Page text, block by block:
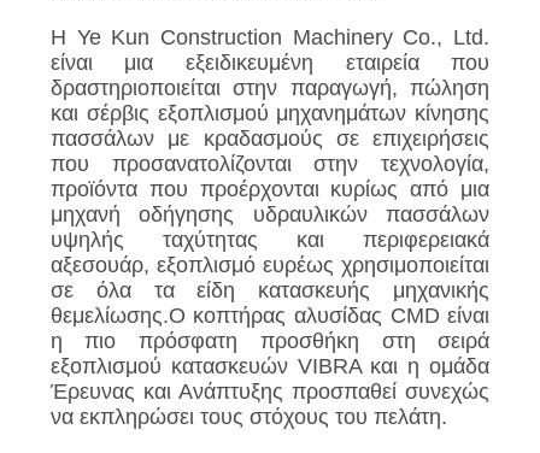
Η Ye Kun Construction Machinery Co., Ltd.
είναι μια εξειδικευμένη εταιρεία που
δραστηριοποιείται στην παραγωγή, πώληση
και σέρβις εξοπλισμού μηχανημάτων κίνησης
πασσάλων με κραδασμούς σε επιχειρήσεις
που προσανατολίζονται στην τεχνολογία,
προϊόντα που προέρχονται κυρίως από μια
μηχανή οδήγησης υδραυλικών πασσάλων
υψηλής ταχύτητας και περιφερειακά
αξεσουάρ, εξοπλισμό ευρέως χρησιμοποιείται
σε όλα τα είδη κατασκευής μηχανικής
θεμελίωσης.Ο κοπτήρας αλυσίδας CMD είναι
η πιο πρόσφατη προσθήκη στη σειρά
εξοπλισμού κατασκευών VIBRA και η ομάδα
Έρευνας και Ανάπτυξης προσπαθεί συνεχώς
να εκπληρώσει τους στόχους του πελάτη.